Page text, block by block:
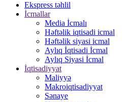
Ekspress təhlil
İcmallar
Media İcmalı
Həftəlik iqtisadi icmal
Həftəlik siyasi icmal
Aylıq İqtisadi İcmal
Aylıq Siyasi İcmal
İqtisadiyyat
Maliyyə
Makroiqtisadiyyat
Sənaye